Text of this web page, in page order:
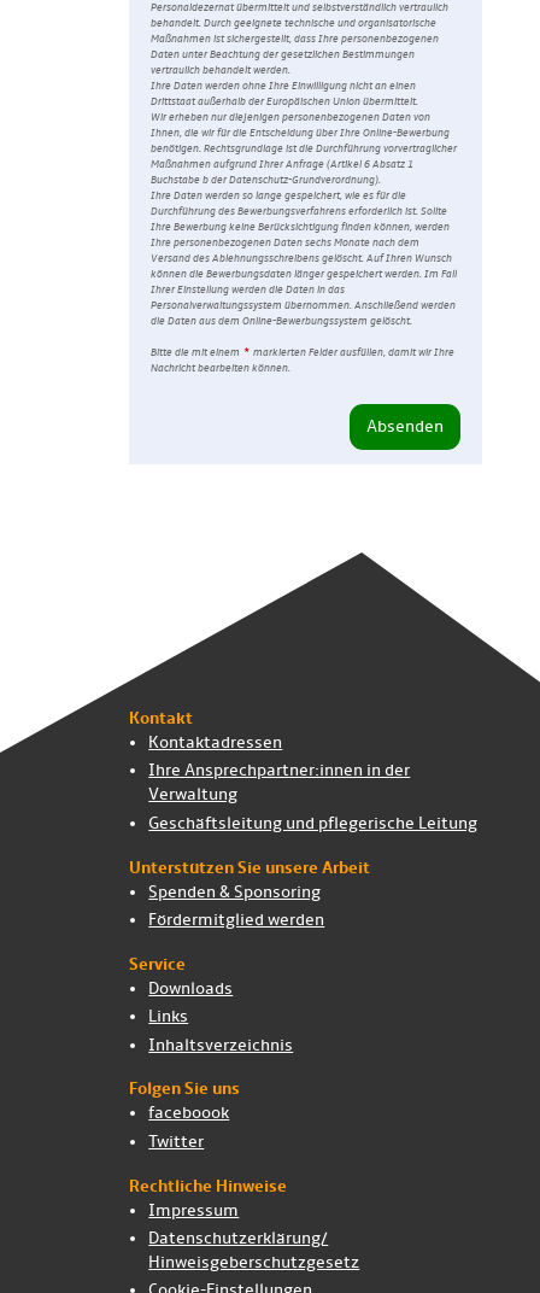
Personaldezernat übermittelt und selbstverständlich vertraulich
behandelt. Durch geeignete technische und organisatorische
Maßnahmen ist sichergestellt, dass Ihre personenbezogenen
Daten unter Beachtung der gesetzlichen Bestimmungen
vertraulich behandelt werden.
Ihre Daten werden ohne Ihre Einwilligung nicht an einen
Drittstaat außerhalb der Europäischen Union übermittelt.
Wir erheben nur diejenigen personenbezogenen Daten von
Ihnen, die wir für die Entscheidung über Ihre Online-Bewerbung
benötigen. Rechtsgrundlage ist die Durchführung vorvertraglicher
Maßnahmen aufgrund Ihrer Anfrage (Artikel 6 Absatz 1
Buchstabe b der Datenschutz-Grundverordnung).
Ihre Daten werden so lange gespeichert, wie es für die
Durchführung des Bewerbungsverfahrens erforderlich ist. Sollte
Ihre Bewerbung keine Berücksichtigung finden können, werden
Ihre personenbezogenen Daten sechs Monate nach dem
Versand des Ablehnungsschreibens gelöscht. Auf Ihren Wunsch
können die Bewerbungsdaten länger gespeichert werden. Im Fall
Ihrer Einstellung werden die Daten in das
Personalverwaltungssystem übernommen. Anschließend werden
die Daten aus dem Online-Bewerbungssystem gelöscht.
Bitte die mit einem
markierten Felder ausfüllen, damit wir Ihre
Nachricht bearbeiten können.
Kontakt
Kontaktadressen
Ihre Ansprech­partner:innen in der
Verwaltung
Geschäftsleitung und pflegerische Leitung
Unterstützen Sie unsere Arbeit
Spenden & Sponsoring
Fördermitglied werden
Service
Downloads
Links
Inhalts­verzeichnis
Folgen Sie uns
faceboook
Twitter
Rechtliche Hinweise
Impressum
Datenschutz­erklärung/
Hinweis­geber­schutz­gesetz